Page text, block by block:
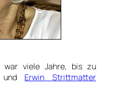
war viele Jahre, bis zu
und Erwin Strittmatter